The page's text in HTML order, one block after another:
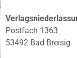
Postfach 1363
53492 Bad Breisig